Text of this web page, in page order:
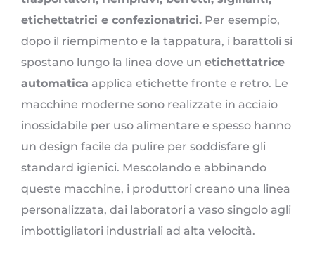
etichettatrici e confezionatrici. Per esempio,
dopo il riempimento e la tappatura, i barattoli si
spostano lungo la linea dove un etichettatrice
automatica applica etichette fronte e retro. Le
macchine moderne sono realizzate in acciaio
inossidabile per uso alimentare e spesso hanno
un design facile da pulire per soddisfare gli
standard igienici. Mescolando e abbinando
queste macchine, i produttori creano una linea
personalizzata, dai laboratori a vaso singolo agli
imbottigliatori industriali ad alta velocità.